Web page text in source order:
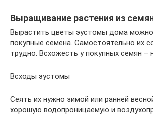
Выращивание растения из
Вырастить цветы эустомы дома
покупные семена. Самостоятельно их
трудно. Всхожесть у покупных семян –
Всходы эустомы
Сеять их нужно зимой или ранней
хорошую водопроницаемую и